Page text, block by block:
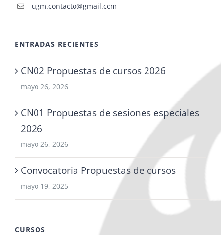
ugm.contacto@gmail.com
ENTRADAS RECIENTES
CN02 Propuestas de cursos 2026
mayo 26, 2026
CN01 Propuestas de sesiones especiales
2026
mayo 26, 2026
Convocatoria Propuestas de cursos
mayo 19, 2025
CURSOS